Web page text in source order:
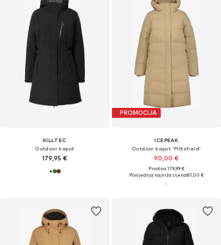
KILLTEC
Outdoor kaput
179,95 €
PROMOCIJA
ICEPEAK
Outdoor kaput 'Pittsfield'
90,00 €
Prvotno: 179,99 €
Posljednja najniža cijena:81,00 €